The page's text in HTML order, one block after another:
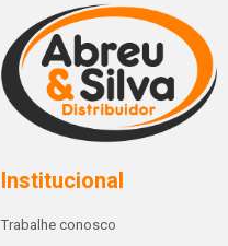
Institucional
Trabalhe conosco